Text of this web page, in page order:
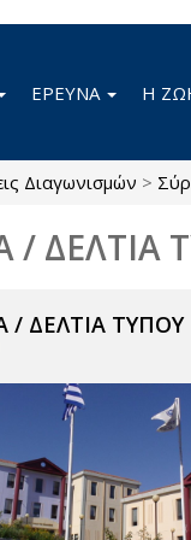
ΕΡΕΥΝΑ Η
Διαγωνισμών >
/ ΔΕΛΤΙΑ
/ ΔΕΛΤΙΑ ΤΥΠΟΥ